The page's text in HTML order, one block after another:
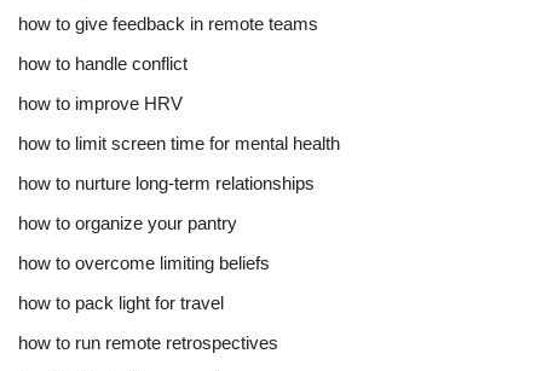
how to give feedback in remote teams
how to handle conflict
how to improve HRV
how to limit screen time for mental health
how to nurture long-term relationships
how to organize your pantry
how to overcome limiting beliefs
how to pack light for travel
how to run remote retrospectives